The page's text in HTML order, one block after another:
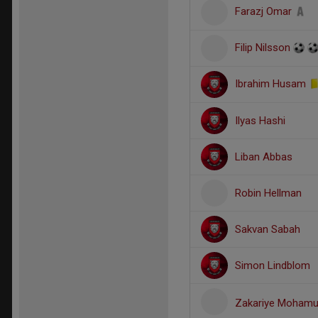
Farazj Omar
Filip Nilsson
Ibrahim Husam
Ilyas Hashi
Liban Abbas
Robin Hellman
Sakvan Sabah
Simon Lindblom
Zakariye